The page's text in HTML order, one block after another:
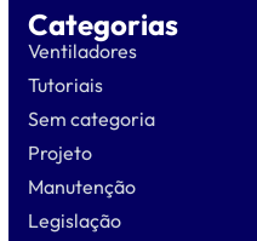
Categorias
Ventiladores
Tutoriais
Sem categoria
Projeto
Manutenção
Legislação